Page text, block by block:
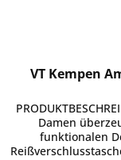
VT Kempen
Damen
funktionalen